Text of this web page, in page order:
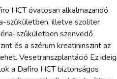
HCT óvatosan alkalmazandó
szűkületben, illetve szoliter
szűkületben szenvedő
és a szérum kreatininszint az
Vesetranszplantáció Ez ideig
a Dafiro HCT biztonságos